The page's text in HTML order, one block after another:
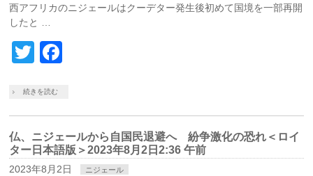
西アフリカのニジェールはクーデター発生後初めて国境を一部再開
したと …
Twitter
続きを読む
仏、ニジェールから自国民退避へ 紛争激化の恐れ＜ロイ
ター日本語版＞2023年8月2日2:36 午前
2023年8月2日 ニジェール